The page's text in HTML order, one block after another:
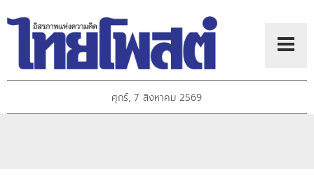
ศุกร์, 7 สิงหาคม 2569